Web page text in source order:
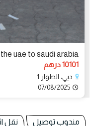
uae to saudi arabia
10101 درهم
دبي، الطوار 1
07/08/2025
مندوب توصيل نقل